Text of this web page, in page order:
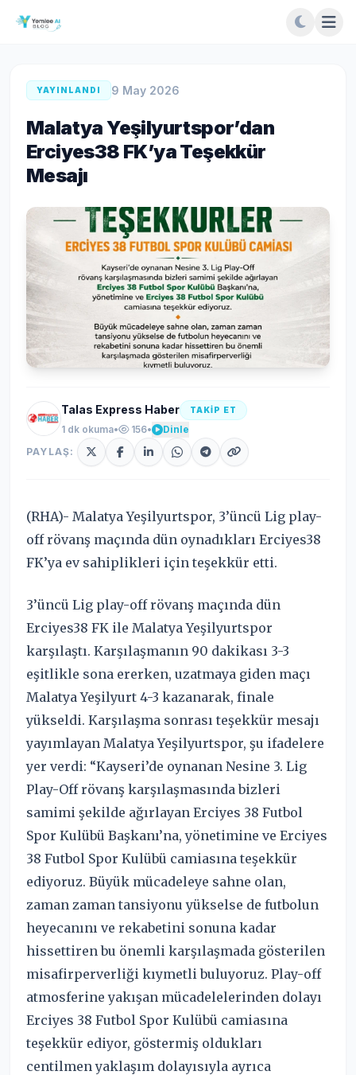
YAYINLANDI 9 May 2026
Malatya Yeşilyurtspor’dan
Erciyes38 FK’ya Teşekkür
Mesajı
Talas Express Haber TAKİP ET
1 dk okuma• 156•
Dinle
PAYLAŞ:
(RHA)- Malatya Yeşilyurtspor, 3’üncü Lig play-
off rövanş maçında dün oynadıkları Erciyes38
FK’ya ev sahiplikleri için teşekkür etti.
3’üncü Lig play-off rövanş maçında dün
Erciyes38 FK ile Malatya Yeşilyurtspor
karşılaştı. Karşılaşmanın 90 dakikası 3-3
eşitlikle sona ererken, uzatmaya giden maçı
Malatya Yeşilyurt 4-3 kazanarak, finale
yükseldi. Karşılaşma sonrası teşekkür mesajı
yayımlayan Malatya Yeşilyurtspor, şu ifadelere
yer verdi: “Kayseri’de oynanan Nesine 3. Lig
Play-Off rövanş karşılaşmasında bizleri
samimi şekilde ağırlayan Erciyes 38 Futbol
Spor Kulübü Başkanı’na, yönetimine ve Erciyes
38 Futbol Spor Kulübü camiasına teşekkür
ediyoruz. Büyük mücadeleye sahne olan,
zaman zaman tansiyonu yükselse de futbolun
heyecanını ve rekabetini sonuna kadar
hissettiren bu önemli karşılaşmada gösterilen
misafirperverliği kıymetli buluyoruz. Play-off
atmosferine yakışan mücadelelerinden dolayı
Erciyes 38 Futbol Spor Kulübü camiasına
teşekkür ediyor, göstermiş oldukları
centilmen yaklaşım dolayısıyla ayrıca